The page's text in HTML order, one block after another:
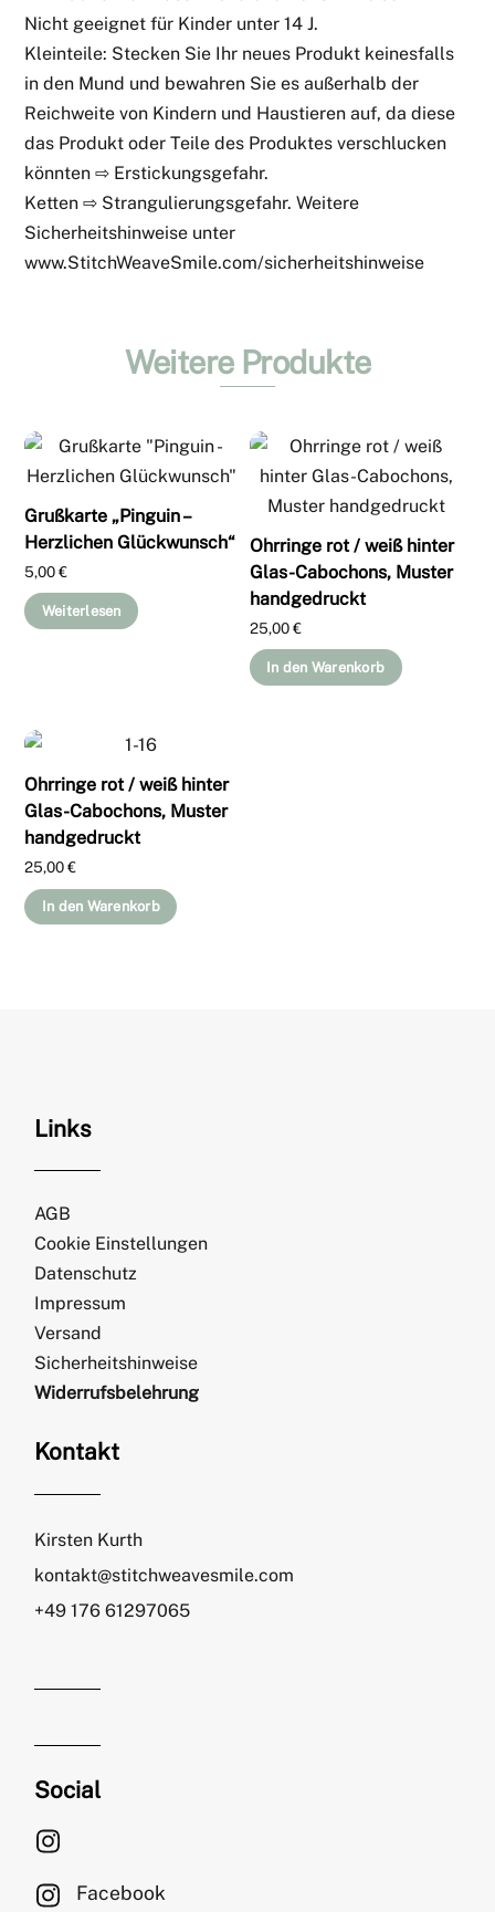
Nicht geeignet für Kinder unter 14 J.
Kleinteile: Stecken Sie Ihr neues Produkt keinesfalls
in den Mund und bewahren Sie es außerhalb der
Reichweite von Kindern und Haustieren auf, da diese
das Produkt oder Teile des Produktes verschlucken
könnten ⇨ Erstickungsgefahr.
Ketten ⇨ Strangulierungsgefahr. Weitere
Sicherheitshinweise unter
www.StitchWeaveSmile.com/sicherheitshinweise
Weitere Produkte
Grußkarte „Pinguin –
Herzlichen Glückwunsch“
5,00€
Weiterlesen
Ohrringe rot / weiß hinter
Glas-Cabochons, Muster
handgedruckt
25,00€
In den Warenkorb
Ohrringe rot / weiß hinter
Glas-Cabochons, Muster
handgedruckt
25,00€
In den Warenkorb
Links
AGB
Cookie Einstellungen
Datenschutz
Impressum
Versand
Sicherheitshinweise
Widerrufsbelehrung
Kontakt
Kirsten Kurth
kontakt@stitchweavesmile.com
+49 176 61297065
Social
Facebook